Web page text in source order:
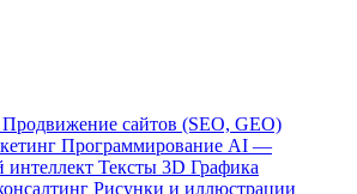
Продвижение сайтов (SEO, GEO)
Программирование AI —
интеллект Тексты 3D Графика
Рисунки и иллюстрации